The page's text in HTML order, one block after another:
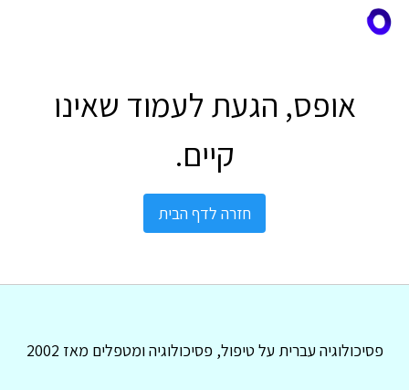
אופס, הגעת לעמוד שאינו
קיים.
חזרה לדף הבית
פסיכולוגיה עברית על טיפול, פסיכולוגיה ומטפלים מאז 2002